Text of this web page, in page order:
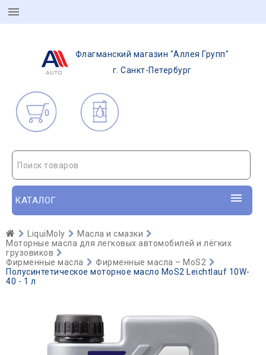
Флагманский магазин "Аллея Групп"
г. Санкт-Петербург
0
Поиск товаров
КАТАЛОГ
LiquiMoly
Масла и смазки
Моторные масла для легковых автомобилей и лёгких
грузовиков
Фирменные масла
Фирменные масла – MoS2
Полусинтетическое моторное масло MoS2 Leichtlauf 10W-
40 - 1 л